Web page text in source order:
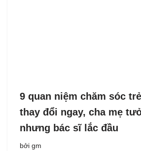
9 quan niệm chăm sóc
thay đổi ngay, cha mẹ
nhưng bác sĩ lắc đầu
bởi gm